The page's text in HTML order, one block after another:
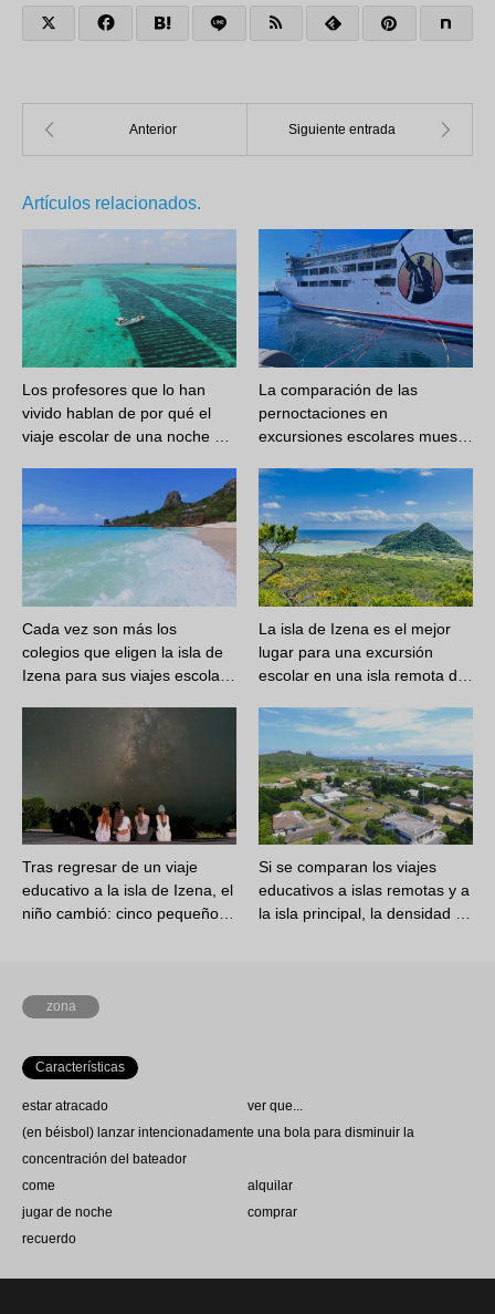
Artículos relacionados.
Los profesores que lo han
vivido hablan de por qué el
viaje escolar de una noche …
La comparación de las
pernoctaciones en
excursiones escolares mues…
Cada vez son más los
colegios que eligen la isla de
Izena para sus viajes escola…
La isla de Izena es el mejor
lugar para una excursión
escolar en una isla remota d…
Tras regresar de un viaje
educativo a la isla de Izena, el
niño cambió: cinco pequeño…
Si se comparan los viajes
educativos a islas remotas y a
la isla principal, la densidad …
zona
Características
estar atracado
ver que...
(en béisbol) lanzar intencionadamente una bola para disminuir la
concentración del bateador
come
alquilar
jugar de noche
comprar
recuerdo